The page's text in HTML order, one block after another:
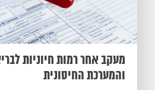
מעקב אחר רמות חיוניות
והמערכת החיסונית